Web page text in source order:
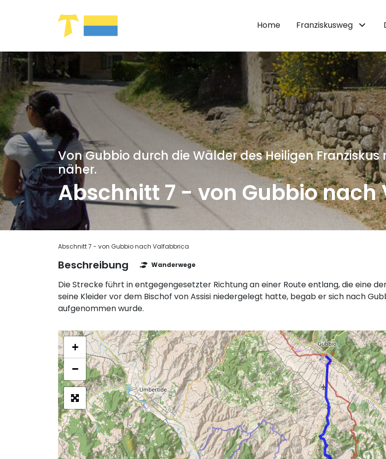
Home
Franziskusweg
Von Gubbio durch die Wälder des Heiligen
näher.
Abschnitt 7 - von Gubbio
Abschnitt 7 - von Gubbio nach Valfabbrica
Beschreibung Wanderwege
Die Strecke führt in entgegengesetzter Richtung an einer Route entlang, die eine
seine Kleider vor dem Bischof von Assisi niedergelegt hatte, begab er sich nach
aufgenommen wurde.
+
−